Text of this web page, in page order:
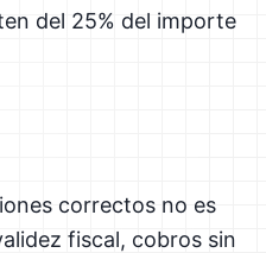
del 25% del importe
correctos no es
fiscal, cobros sin